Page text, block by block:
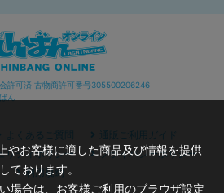
許可済 古物商許可番号305500206246
ん
よくあるご質問
通販ご利用ガイド
リティポリシー
プライバシーポリシー
利用規約
やお客様に適した商品及び情報を提供
ております。
場合は、お客様ご利用のブラウザ設定